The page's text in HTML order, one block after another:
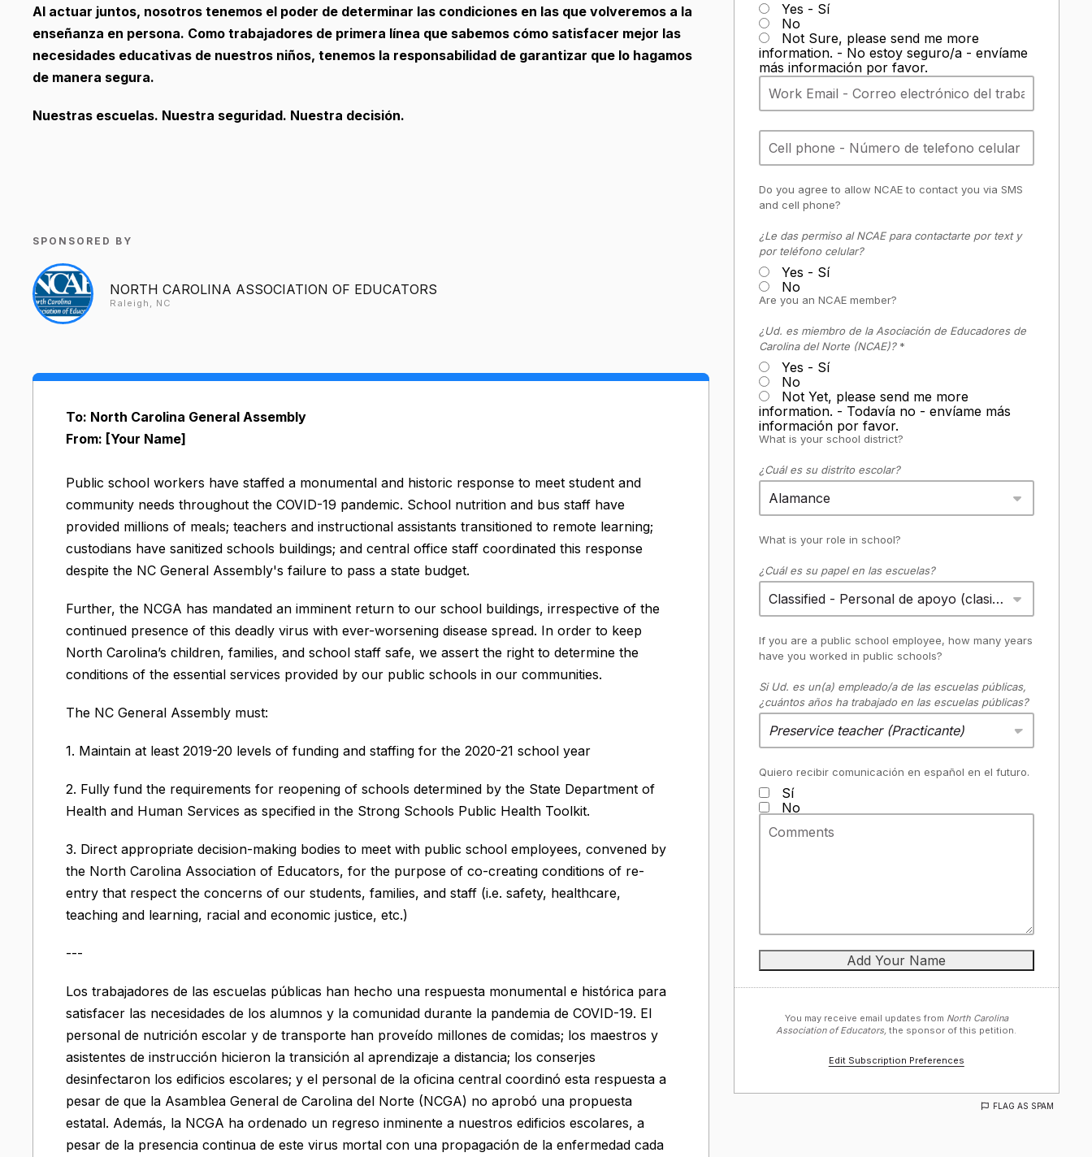
Yes - Sí
No
Not Sure, please send me more
information. - No estoy seguro/a - envíame
más información por favor.
Do you agree to allow NCAE to contact you via SMS
and cell phone?
¿Le das permiso al NCAE para contactarte por text y
por teléfono celular?
Yes - Sí
No
Are you an NCAE member?
¿Ud. es miembro de la Asociación de Educadores de
Carolina del Norte (NCAE)?*
Yes - Sí
No
Not Yet, please send me more
information. - Todavía no - envíame más
información por favor.
What is your school district?
¿Cuál es su distrito escolar?
Alamance
What is your role in school?
¿Cuál es su papel en las escuelas?
Classified - Personal de apoyo (clasificado)
If you are a public school employee, how many years
have you worked in public schools?
Si Ud. es un(a) empleado/a de las escuelas públicas,
¿cuántos años ha trabajado en las escuelas públicas?
Preservice teacher (Practicante)
Quiero recibir comunicación en español en el futuro.
Sí
No
You may receive email updates from North Carolina
Association of Educators, the sponsor of this petition.
Edit Subscription Preferences
FLAG AS SPAM
Al actuar juntos, nosotros tenemos el poder de determinar las condiciones en las que volveremos a la
enseñanza en persona. Como trabajadores de primera línea que sabemos cómo satisfacer mejor las
necesidades educativas de nuestros niños, tenemos la responsabilidad de garantizar que lo hagamos
de manera segura.
Nuestras escuelas. Nuestra seguridad. Nuestra decisión.
SPONSORED BY
NORTH CAROLINA ASSOCIATION OF EDUCATORS
Raleigh, NC
To: North Carolina General Assembly
From: [Your Name]
Public school workers have staffed a monumental and historic response to meet student and
community needs throughout the COVID-19 pandemic. School nutrition and bus staff have
provided millions of meals; teachers and instructional assistants transitioned to remote learning;
custodians have sanitized schools buildings; and central office staff coordinated this response
despite the NC General Assembly's failure to pass a state budget.
Further, the NCGA has mandated an imminent return to our school buildings, irrespective of the
continued presence of this deadly virus with ever-worsening disease spread. In order to keep
North Carolina’s children, families, and school staff safe, we assert the right to determine the
conditions of the essential services provided by our public schools in our communities.
The NC General Assembly must:
1. Maintain at least 2019-20 levels of funding and staffing for the 2020-21 school year
2. Fully fund the requirements for reopening of schools determined by the State Department of
Health and Human Services as specified in the Strong Schools Public Health Toolkit.
3. Direct appropriate decision-making bodies to meet with public school employees, convened by
the North Carolina Association of Educators, for the purpose of co-creating conditions of re-
entry that respect the concerns of our students, families, and staff (i.e. safety, healthcare,
teaching and learning, racial and economic justice, etc.)
---
Los trabajadores de las escuelas públicas han hecho una respuesta monumental e histórica para
satisfacer las necesidades de los alumnos y la comunidad durante la pandemia de COVID-19. El
personal de nutrición escolar y de transporte han proveído millones de comidas; los maestros y
asistentes de instrucción hicieron la transición al aprendizaje a distancia; los conserjes
desinfectaron los edificios escolares; y el personal de la oficina central coordinó esta respuesta a
pesar de que la Asamblea General de Carolina del Norte (NCGA) no aprobó una propuesta
estatal. Además, la NCGA ha ordenado un regreso inminente a nuestros edificios escolares, a
pesar de la presencia continua de este virus mortal con una propagación de la enfermedad cada